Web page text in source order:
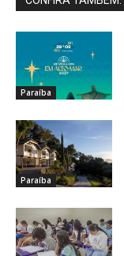
Paraíba
Paraíba